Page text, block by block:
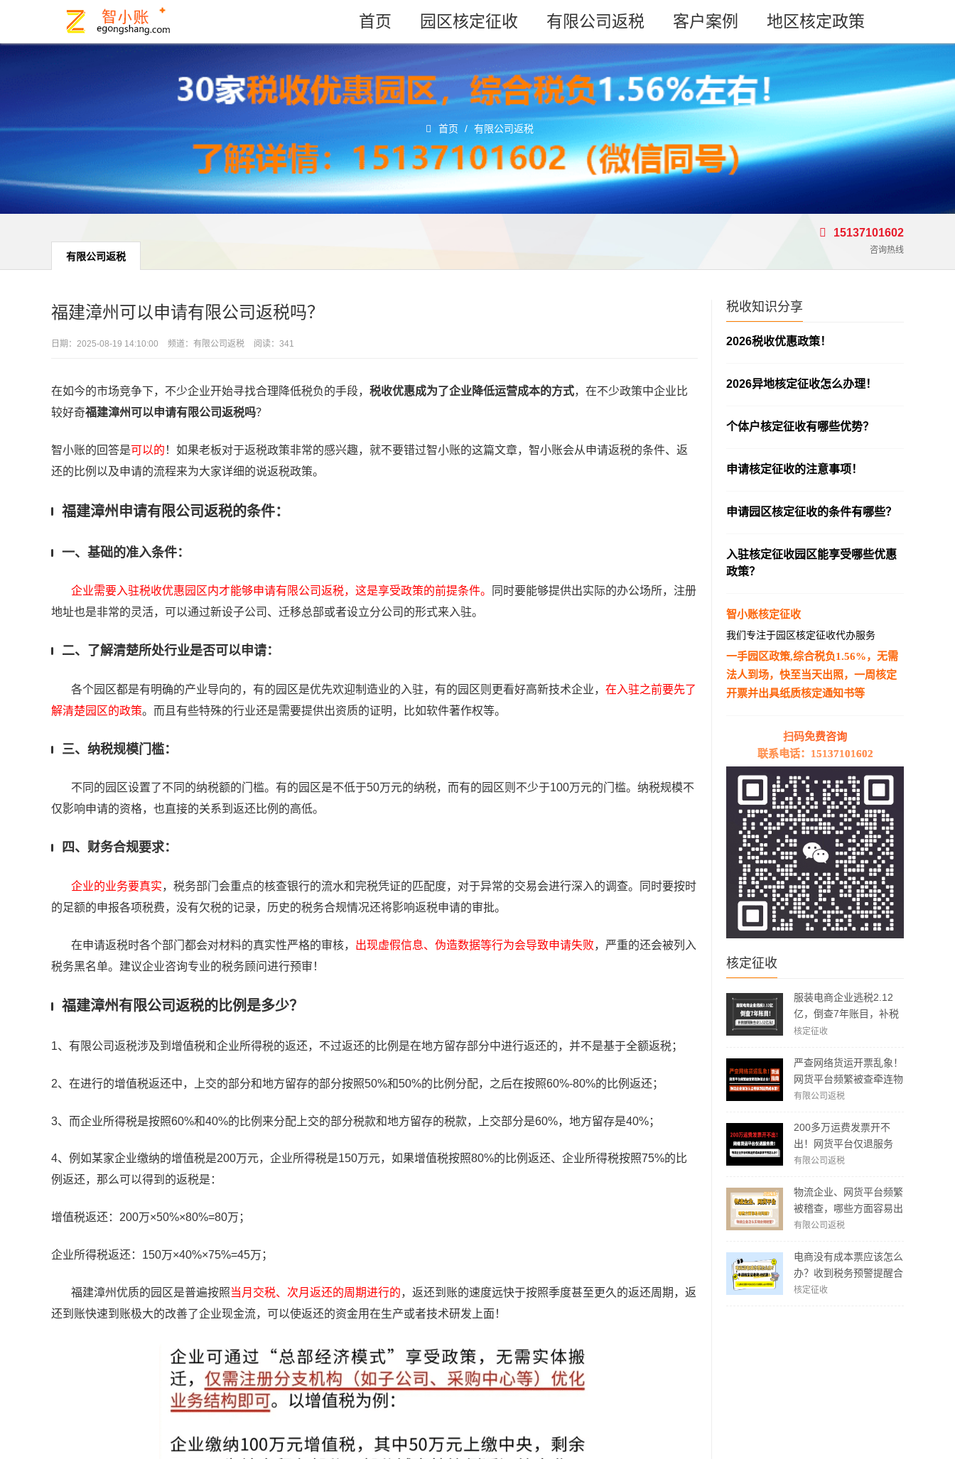
首页 园区核定征收 有限公司返税 客户案例 地区核定政策
首页 / 有限公司返税
有限公司返税
15137101602
咨询热线
税收知识分享
2026税收优惠政策！
2026异地核定征收怎么办理！
个体户核定征收有哪些优势？
申请核定征收的注意事项！
申请园区核定征收的条件有哪些？
入驻核定征收园区能享受哪些优惠
政策？
智小账核定征收
我们专注于园区核定征收代办服务
一手园区政策,综合税负1.56%，无需
法人到场，快至当天出照，一周核定
开票并出具纸质核定通知书等
扫码免费咨询
联系电话：15137101602
核定征收
服装电商企业逃税2.12
亿，倒查7年账目，补税
加罚款3.62亿元！
核定征收
严查网络货运开票乱象！
网货平台频繁被查牵连物
流企业！物流企业该怎么
有限公司返税
200多万运费发票开不
出！网货平台仅退服务
费，运费成本拿不到怎么
有限公司返税
物流企业、网货平台频繁
被稽查，哪些方面容易出
现问题？怎么实现合规经
有限公司返税
电商没有成本票应该怎么
办？收到税务预警提醒合
规解决方案！
核定征收
福建漳州可以申请有限公司返税吗？
日期： 2025-08-19 14:10:00 频道： 有限公司返税 阅读：341
在如今的市场竞争下，不少企业开始寻找合理降低税负的手段， 税收优惠成为了企业降低运营成本的方式，在不少政策中企业比
较好奇福建漳州可以申请有限公司返税吗？
智小账的回答是可以的 ！如果老板对于返税政策非常的感兴趣，就不要错过智小账的这篇文章，智小账会从申请返税的条件、返
还的比例以及申请的流程来为大家详细的说返税政策。
福建漳州申请有限公司返税的条件：
一、基础的准入条件：
企业需要入驻税收优惠园区内才能够申请有限公司返税，这是享受政策的前提条件。
同时要能够提供出实际的办公场所，注册
地址也是非常的灵活，可以通过新设子公司、迁移总部或者设立分公司的形式来入驻。
二、了解清楚所处行业是否可以申请：
各个园区都是有明确的产业导向的，有的园区是优先欢迎制造业的入驻，有的园区则更看好高新技术企业， 在入驻之前要先了
解清楚园区的政策。而且有些特殊的行业还是需要提供出资质的证明，比如软件著作权等。
三、纳税规模门槛：
不同的园区设置了不同的纳税额的门槛。有的园区是不低于50万元的纳税，而有的园区则不少于100万元的门槛。纳税规模不
仅影响申请的资格，也直接的关系到返还比例的高低。
四、财务合规要求：
企业的业务要真实，税务部门会重点的核查银行的流水和完税凭证的匹配度，对于异常的交易会进行深入的调查。同时要按时
的足额的申报各项税费，没有欠税的记录，历史的税务合规情况还将影响返税申请的审批。
在申请返税时各个部门都会对材料的真实性严格的审核， 出现虚假信息、伪造数据等行为会导致申请失败，严重的还会被列入
税务黑名单。建议企业咨询专业的税务顾问进行预审！
福建漳州有限公司返税的比例是多少？
1、有限公司返税涉及到增值税和企业所得税的返还，不过返还的比例是在地方留存部分中进行返还的，并不是基于全额返税；
2、在进行的增值税返还中，上交的部分和地方留存的部分按照50%和50%的比例分配，之后在按照60%-80%的比例返还；
3、而企业所得税是按照60%和40%的比例来分配上交的部分税款和地方留存的税款，上交部分是60%，地方留存是40%；
4、例如某家企业缴纳的增值税是200万元，企业所得税是150万元，如果增值税按照80%的比例返还、企业所得税按照75%的比
例返还，那么可以得到的返税是：
增值税返还：200万×50%×80%=80万；
企业所得税返还：150万×40%×75%=45万；
福建漳州优质的园区是普遍按照当月交税、次月返还的周期进行的，返还到账的速度远快于按照季度甚至更久的返还周期，返
还到账快速到账极大的改善了企业现金流，可以使返还的资金用在生产或者技术研发上面！